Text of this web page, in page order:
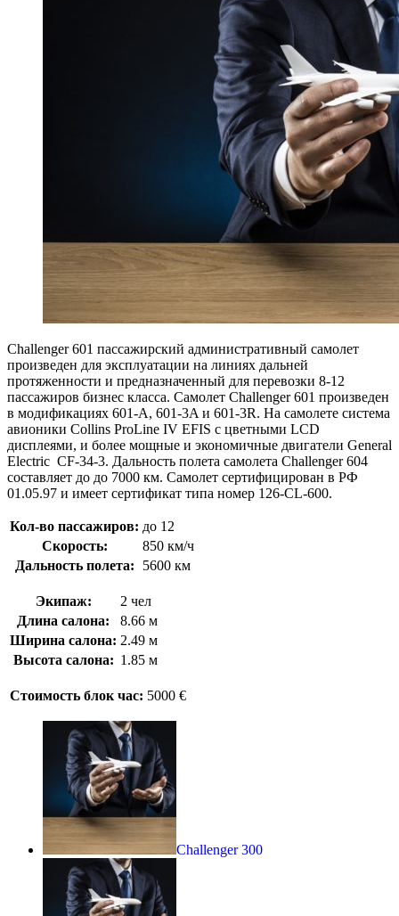
Challenger 601 пассажирский административный самолет
произведен для эксплуатации на линиях дальней
протяженности и предназначенный для перевозки 8-12
пассажиров бизнес класса. Самолет Challenger 601 произведен
в модификациях 601-А, 601-3A и 601-3R. На самолете система
авионики Collins ProLine IV EFIS с цветными LCD
дисплеями, и более мощные и экономичные двигатели General
Electric CF-34-3. Дальность полета самолета Challenger 604
составляет до до 7000 км. Самолет сертифицирован в РФ
01.05.97 и имеет сертификат типа номер 126-CL-600.
Кол-во пассажиров: до 12
Скорость:
850 км/ч
Дальность полета:
5600 км
Экипаж:
2 чел
Длина салона:
8.66 м
Ширина салона: 2.49 м
Высота салона: 1.85 м
Стоимость блок час: 5000 €
Challenger 300